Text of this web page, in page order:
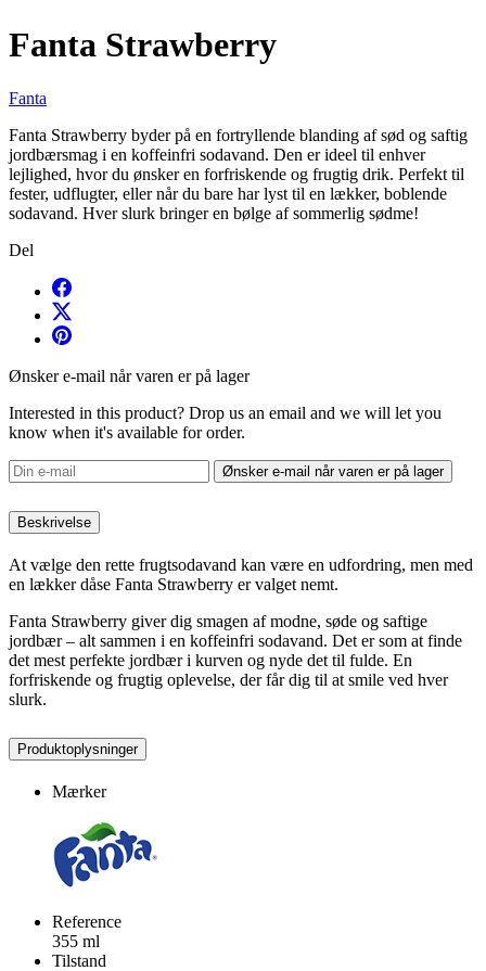
Fanta Strawberry
Fanta
Fanta Strawberry byder på en fortryllende blanding af sød og saftig
jordbærsmag i en koffeinfri sodavand. Den er ideel til enhver
lejlighed, hvor du ønsker en forfriskende og frugtig drik. Perfekt til
fester, udflugter, eller når du bare har lyst til en lækker, boblende
sodavand. Hver slurk bringer en bølge af sommerlig sødme!
Del
Ønsker e-mail når varen er på lager
Interested in this product? Drop us an email and we will let you
know when it's available for order.
Ønsker e-mail når varen er på lager
Beskrivelse
At vælge den rette frugtsodavand kan være en udfordring, men med
en lækker dåse Fanta Strawberry er valget nemt.
Fanta Strawberry giver dig smagen af modne, søde og saftige
jordbær – alt sammen i en koffeinfri sodavand. Det er som at finde
det mest perfekte jordbær i kurven og nyde det til fulde. En
forfriskende og frugtig oplevelse, der får dig til at smile ved hver
slurk.
Produktoplysninger
Mærker
Reference
355 ml
Tilstand